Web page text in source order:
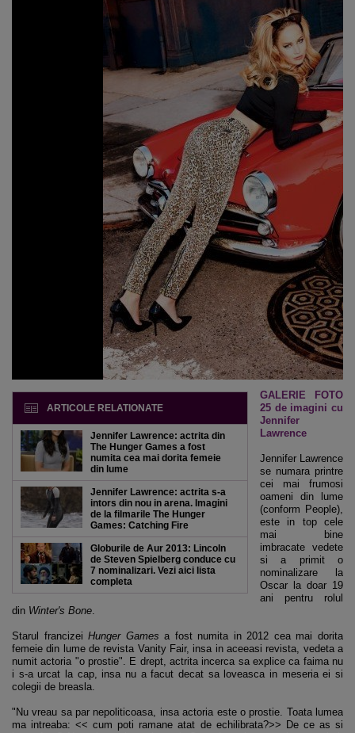
ARTICOLE RELATIONATE
Jennifer Lawrence: actrita din
The Hunger Games a fost
numita cea mai dorita femeie
din lume
Jennifer Lawrence: actrita s-a
intors din nou in arena. Imagini
de la filmarile The Hunger
Games: Catching Fire
Globurile de Aur 2013: Lincoln
de Steven Spielberg conduce cu
7 nominalizari. Vezi aici lista
completa
GALERIE FOTO
25 de imagini cu
Jennifer
Lawrence
Jennifer Lawrence
se numara printre
cei mai frumosi
oameni din lume
(conform People),
este in top cele
mai bine
imbracate vedete
si a primit o
nominalizare la
Oscar la doar 19
ani pentru rolul
din Winter's Bone.
Starul francizeiHunger Games a fost numita in 2012 cea mai dorita
femeie din lume de revista Vanity Fair, insa in aceeasi revista, vedeta a
numit actoria "o prostie". E drept, actrita incerca sa explice ca faima nu
i s-a urcat la cap, insa nu a facut decat sa loveasca in meseria ei si
colegii de breasla.
"Nu vreau sa par nepoliticoasa, insa actoria este o prostie. Toata lumea
ma intreaba: << cum poti ramane atat de echilibrata?>> De ce as si